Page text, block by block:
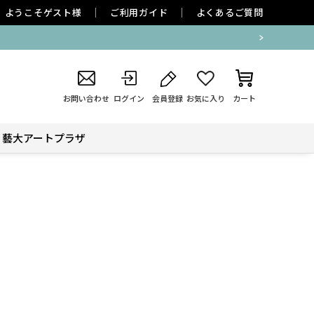
ようこそゲスト様 ご利用ガイド よくあるご質問
お問い合わせ ログイン 会員登録 お気に入り カート
藝大アートプラザ